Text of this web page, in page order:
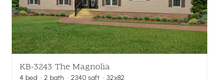
KB-3243 The Magnolia
4 bed · 2 bath · 2340 sqft· 32x82